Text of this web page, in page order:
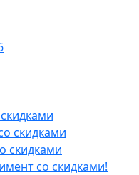
скидками
скидками
со скидками!